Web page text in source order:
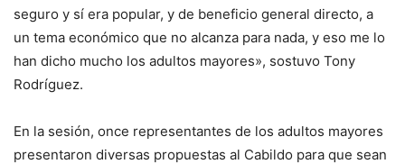
seguro y sí era popular, y de beneficio general directo, a
un tema económico que no alcanza para nada, y eso me lo
han dicho mucho los adultos mayores», sostuvo Tony
Rodríguez.
En la sesión, once representantes de los adultos mayores
presentaron diversas propuestas al Cabildo para que sean